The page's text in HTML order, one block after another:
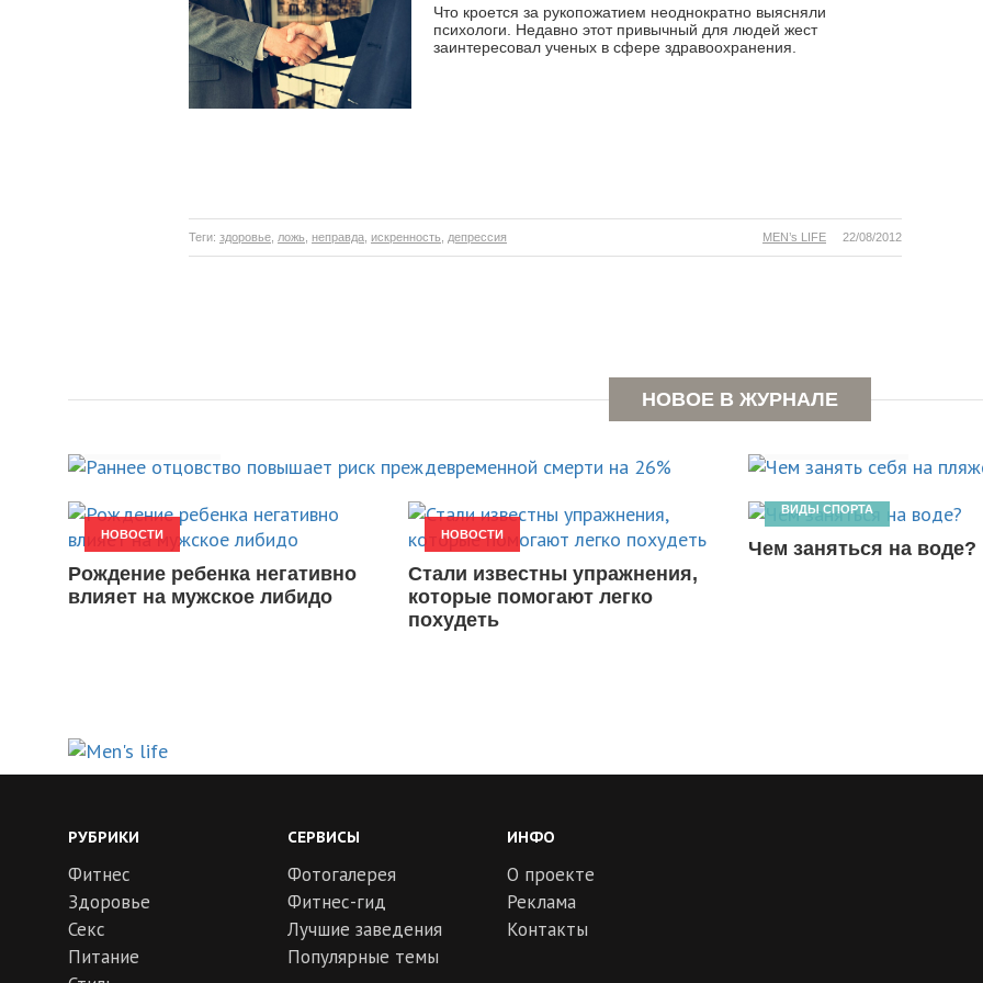
Что кроется за рукопожатием неоднократно выясняли
психологи. Недавно этот привычный для людей жест
заинтересовал ученых в сфере здравоохранения.
Теги: здоровье ложь неправда искренность депрессия 22/08/2012
MEN’s LIFE
НОВОЕ В ЖУРНАЛЕЧем занять
НОВОСТИ
Рождение ребенка негативно
влияет на мужское либидо
НОВОСТИ
Стали известны упражнения,
которые помогают легко
похудеть
ВИДЫ СПОРТА
Чем заняться на воде?
РУБРИКИ
Фитнес
Здоровье
Секс
Питание
СЕРВИСЫ
Фотогалерея
Фитнес-гид
Лучшие заведения
Популярные темы
ИНФО
О проекте
Реклама
Контакты